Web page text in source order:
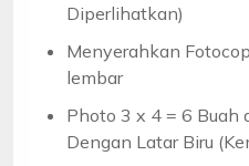
Diperlihatkan)
Menyerahkan
lembar
Photo 3 x 4 = 6 Buah
Dengan Latar Biru